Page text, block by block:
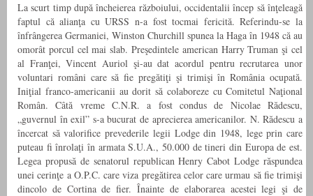
La scurt timp după încheierea războiului, occidentalii încep să înţeleagă
faptul că alianţa cu URSS n-a fost tocmai fericită. Referindu-se la
înfrângerea Germaniei, Winston Churchill spunea la Haga în 1948 că au
omorât porcul cel mai slab. Preşedintele american Harry Truman şi cel
al Franţei, Vincent Auriol şi-au dat acordul pentru recrutarea unor
voluntari români care să fie pregătiţi şi trimişi în România ocupată.
Iniţial franco-americanii au dorit să colaboreze cu Comitetul Naţional
Român. Câtă vreme C.N.R. a fost condus de Nicolae Rădescu,
„guvernul în exil” s-a bucurat de aprecierea americanilor. N. Rădescu a
încercat să valorifice prevederile legii Lodge din 1948, lege prin care
puteau fi înrolaţi în armata S.U.A., 50.000 de tineri din Europa de est.
Legea propusă de senatorul republican Henry Cabot Lodge răspundea
unei cerinţe a O.P.C. care viza pregătirea celor care urmau să fie trimişi
dincolo de Cortina de fier. Înainte de elaborarea acestei legi şi de